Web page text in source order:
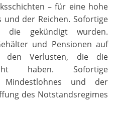
– für eine hohe
und der Reichen. Sofortige
die gekündigt wurden.
und Pensionen auf
den Verlusten, die die
haben. Sofortige
Mindestlohnes und der
des Notstandsregimes